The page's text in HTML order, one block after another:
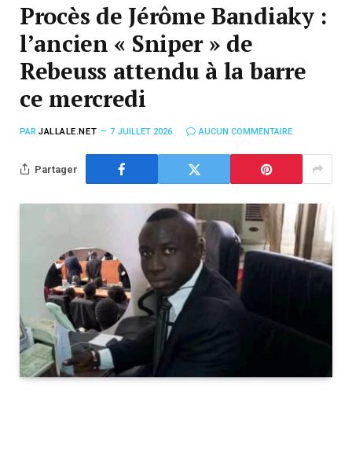
Procès de Jérôme Bandiaky :
l’ancien « Sniper » de
Rebeuss attendu à la barre
ce mercredi
PAR JALLALE.NET 7 JUILLET 2026 AUCUN COMMENTAIRE
Partager